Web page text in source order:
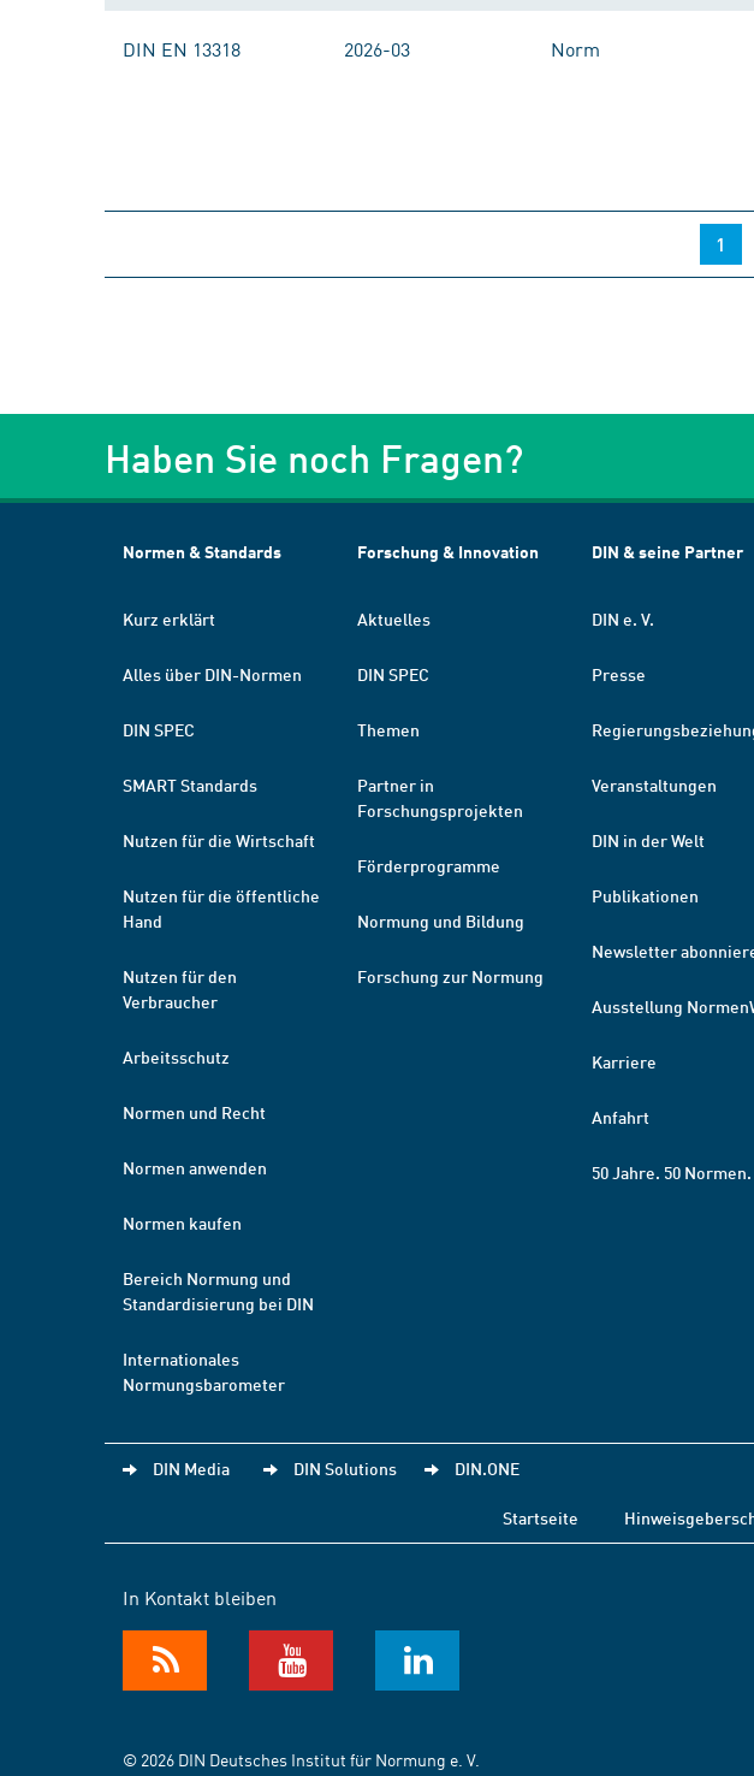
DIN EN 13318 2026-03 Norm
1
Haben Sie noch Fragen?
Normen & Standards
Kurz erklärt
Alles über DIN-Normen
DIN SPEC
SMART Standards
Nutzen für die Wirtschaft
Nutzen für die öffentliche
Hand
Nutzen für den
Verbraucher
Arbeitsschutz
Normen und Recht
Normen anwenden
Normen kaufen
Bereich Normung und
Standardisierung bei DIN
Internationales
Normungsbarometer
Forschung & Innovation
Aktuelles
DIN SPEC
Themen
Partner in
Forschungsprojekten
Förderprogramme
Normung und Bildung
Forschung zur Normung
DIN & seine Partner
DIN e. V.
Presse
Veranstaltungen
DIN in der Welt
Publikationen
Newsletter
Ausstellung
Karriere
Anfahrt
50 Jahre. 50 Normen.
DIN Media DIN Solutions DIN.ONE
Startseite
In Kontakt bleiben
© 2026 DIN Deutsches Institut für Normung e. V.